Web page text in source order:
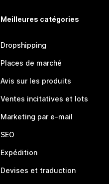
Meilleures catégories
Dropshipping
Places de marché
Avis sur les produits
Ventes incitatives et lots
Marketing par e-mail
SEO
Expédition
Devises et traduction